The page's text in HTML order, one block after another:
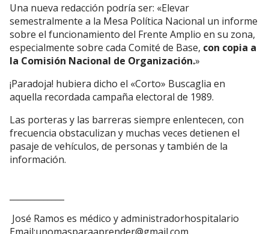
Una nueva redacción podría ser: «Elevar
semestralmente a la Mesa Política Nacional un informe
sobre el funcionamiento del Frente Amplio en su zona,
especialmente sobre cada Comité de Base, con copia a
la Comisión Nacional de Organización.»
¡Paradoja! hubiera dicho el «Corto» Buscaglia en
aquella recordada campaña electoral de 1989.
Las porteras y las barreras siempre enlentecen, con
frecuencia obstaculizan y muchas veces detienen el
pasaje de vehículos, de personas y también de la
información.
José Ramos es médico y administradorhospitalario